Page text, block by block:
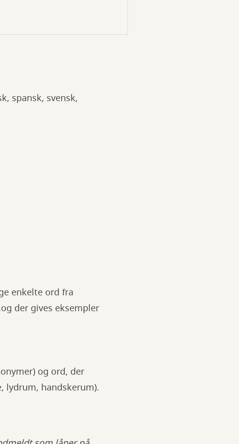
spansk, svensk,
enkelte ord fra
der gives eksempler
og ord, der
lydrum, handskerum).